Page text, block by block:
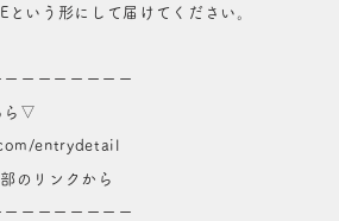
という形にして届けてください。
ーーーーーーー
ら▽
entrydetail
のリンクから
ーーーーーーー